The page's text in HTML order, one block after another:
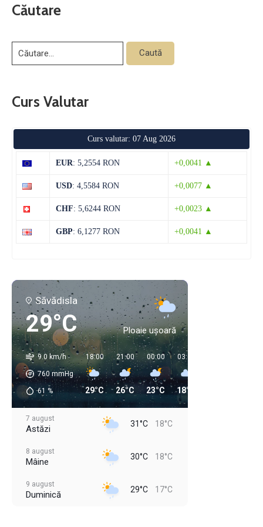
Căutare
Curs Valutar
Curs valutar: 07 Aug 2026
EUR: 5,2554 RON +0,0041 ▲
USD: 4,5584 RON +0,0077 ▲
CHF: 5,6244 RON +0,0023 ▲
GBP: 6,1277 RON +0,0041 ▲
Săvădisla
29°C Ploaie ușoară
9.0 km/h
760mmHg
61 %
18:00
29°C
21:00
26°C
00:00
23°C
03:00
18°C
7 august
Astăzi 31°C 18°C
8 august
Mâine 30°C 18°C
9 august
Duminică 29°C 17°C